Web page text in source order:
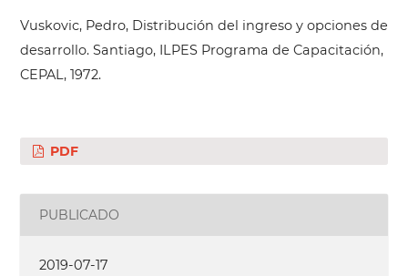
Vuskovic, Pedro, Distribución del ingreso y opciones de
desarrollo. Santiago, ILPES Programa de Capacitación,
CEPAL, 1972.
PDF
PUBLICADO
2019-07-17